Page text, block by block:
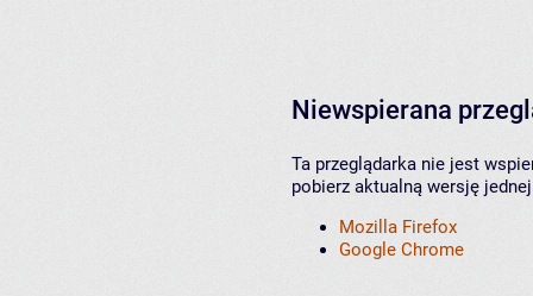
Niewspierana
Ta przeglądarka nie jest
pobierz aktualną wersję
Mozilla Firefox
Google Chrome